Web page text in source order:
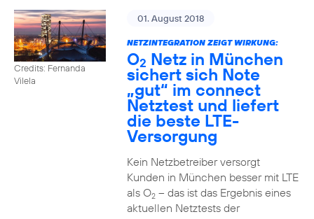
Credits: Fernanda
Vilela
01. August 2018
NETZINTEGRATION ZEIGT WIRKUNG:
O2 Netz in München
sichert sich Note
„gut“ im connect
Netztest und liefert
die beste LTE-
Versorgung
Kein Netzbetreiber versorgt
Kunden in München besser mit LTE
als O2– das ist das Ergebnis eines
aktuellen Netztests der